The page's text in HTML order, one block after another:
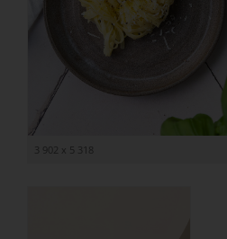
3 902 x 5 318